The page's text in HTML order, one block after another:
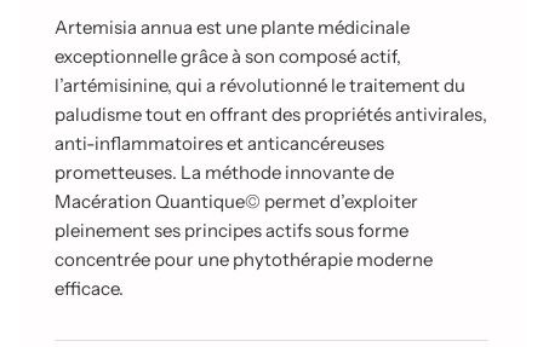
Artemisia annua est une plante médicinale
exceptionnelle grâce à son composé actif,
l’artémisinine, qui a révolutionné le traitement du
paludisme tout en offrant des propriétés antivirales,
anti-inflammatoires et anticancéreuses
prometteuses. La méthode innovante de
Macération Quantique© permet d’exploiter
pleinement ses principes actifs sous forme
concentrée pour une phytothérapie moderne
efficace.